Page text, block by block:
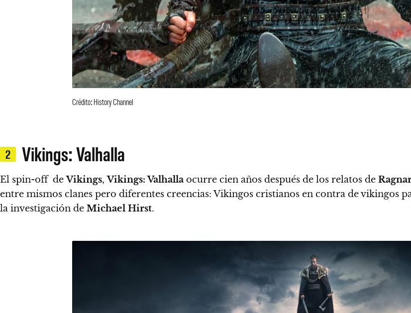
Crédito: History Channel
2 Vikings: Valhalla
El spin-off deVikings,Vikings: Valhalla ocurre cien años después de los relatos de
entre mismos clanes pero diferentes creencias: Vikingos cristianos en contra de vikingos
la investigación de Michael Hirst.